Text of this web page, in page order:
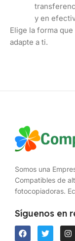
y en
Elige la forma
adapte a ti.
Somos una
Compatibles de
fotocopiadoras.
Síguenos en